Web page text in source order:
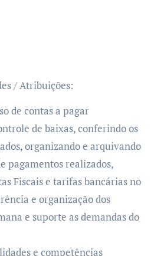
/ Atribuições:
de contas a pagar
de baixas, conferindo os
organizando e arquivando
pagamentos realizados,
Fiscais e tarifas bancárias no
e organização dos
e suporte as demandas do
e competências